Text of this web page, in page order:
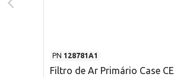
PN 128781A1
Filtro de Ar Primário Case CE